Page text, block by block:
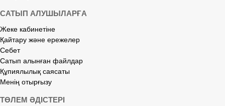
САТЫП АЛУШЫЛАРҒА
Жеке кабинетіне
Қайтару және ережелер
Себет
Сатып алынған файлдар
Құпиялылық саясаты
Менің отырғызу
ТӨЛЕМ ӘДІСТЕРІ